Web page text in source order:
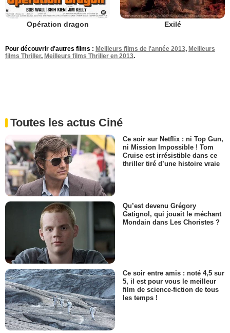
Opération dragon Exilé
Pour découvrir d'autres films : Meilleurs films de l'année 2013, Meilleurs
films Thriller, Meilleurs films Thriller en 2013.
Toutes les actus Ciné
Ce soir sur Netflix : ni Top Gun,
ni Mission Impossible ! Tom
Cruise est irrésistible dans ce
thriller tiré d’une histoire vraie
Qu’est devenu Grégory
Gatignol, qui jouait le méchant
Mondain dans Les Choristes ?
Ce soir entre amis : noté 4,5 sur
5, il est pour vous le meilleur
film de science-fiction de tous
les temps !